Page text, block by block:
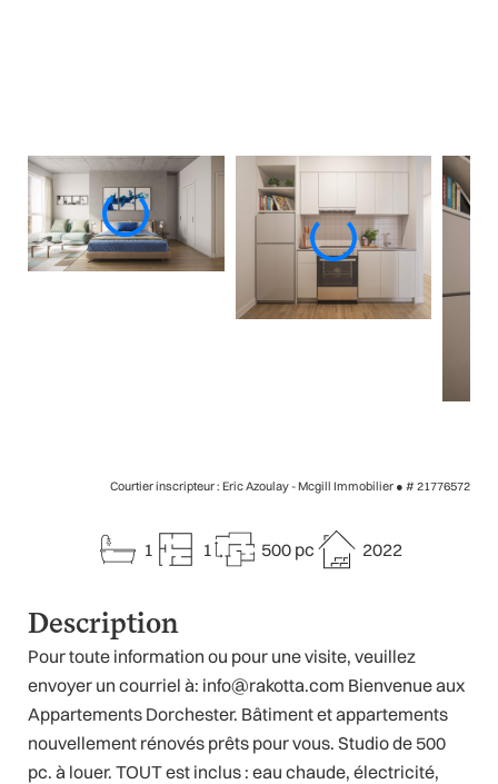
Courtier inscripteur : Eric Azoulay - Mcgill Immobilier ● # 21776572
1 1 500 pc 2022
Description
Pour toute information ou pour une visite, veuillez
envoyer un courriel à: info@rakotta.com Bienvenue aux
Appartements Dorchester. Bâtiment et appartements
nouvellement rénovés prêts pour vous. Studio de 500
pc. à louer. TOUT est inclus : eau chaude, électricité,